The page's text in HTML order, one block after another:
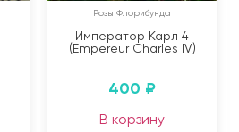
Розы Флорибунда
Император Карл 4
(Empereur Charles IV)
400 ₽
В корзину